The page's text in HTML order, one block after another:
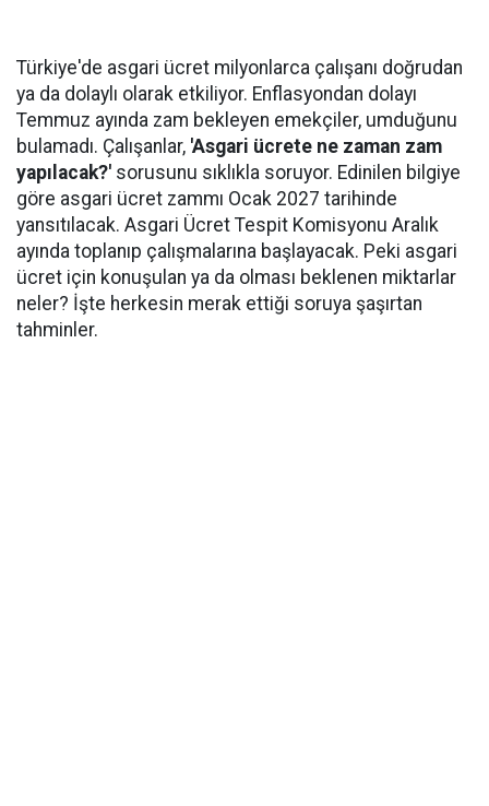
Türkiye'de asgari ücret milyonlarca çalışanı doğrudan
ya da dolaylı olarak etkiliyor. Enflasyondan dolayı
Temmuz ayında zam bekleyen emekçiler, umduğunu
bulamadı. Çalışanlar, 'Asgari ücrete ne zaman zam
yapılacak?' sorusunu sıklıkla soruyor. Edinilen bilgiye
göre asgari ücret zammı Ocak 2027 tarihinde
yansıtılacak. Asgari Ücret Tespit Komisyonu Aralık
ayında toplanıp çalışmalarına başlayacak. Peki asgari
ücret için konuşulan ya da olması beklenen miktarlar
neler? İşte herkesin merak ettiği soruya şaşırtan
tahminler.